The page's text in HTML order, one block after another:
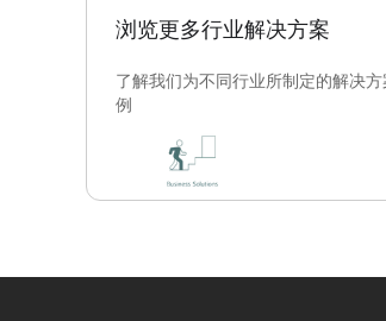
浏览更多行业解决方案
了解我们为不同行业所制定的解决
例